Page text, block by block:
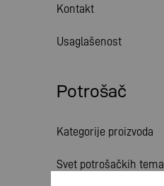
Kontakt
Usaglašenost
Potrošač
Kategorije proizvoda
Svet potrošačkih tema